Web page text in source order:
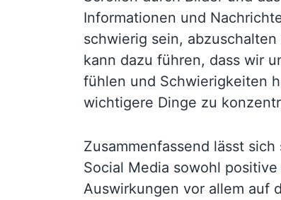
Informationen und
schwierig sein,
kann dazu führen, dass wir
fühlen und Schwierigkeiten
wichtigere Dinge zu
Zusammenfassend lässt
Social Media sowohl
Auswirkungen vor allem auf